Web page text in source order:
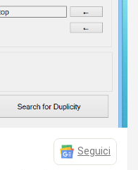
Seguici